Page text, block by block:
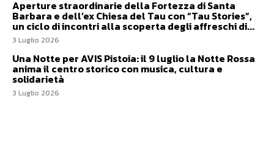
Aperture straordinarie della Fortezza di Santa
Barbara e dell’ex Chiesa del Tau con “Tau Stories”,
un ciclo di incontri alla scoperta degli affreschi di...
3 Luglio 2026
Una Notte per AVIS Pistoia: il 9 luglio la Notte Rossa
anima il centro storico con musica, cultura e
solidarietà
3 Luglio 2026